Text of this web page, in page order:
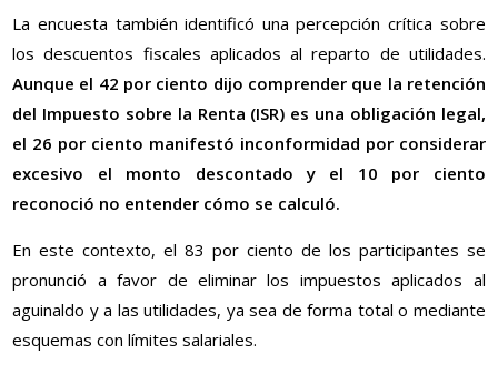
La encuesta también identificó una percepción crítica sobre
los descuentos fiscales aplicados al reparto de utilidades.
Aunque el 42 por ciento dijo comprender que la retención
del Impuesto sobre la Renta (ISR) es una obligación legal,
el 26 por ciento manifestó inconformidad por considerar
excesivo el monto descontado y el 10 por ciento
reconoció no entender cómo se calculó.
En este contexto, el 83 por ciento de los participantes se
pronunció a favor de eliminar los impuestos aplicados al
aguinaldo y a las utilidades, ya sea de forma total o mediante
esquemas con límites salariales.